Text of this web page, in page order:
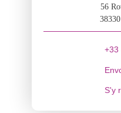
56
+33
S'y